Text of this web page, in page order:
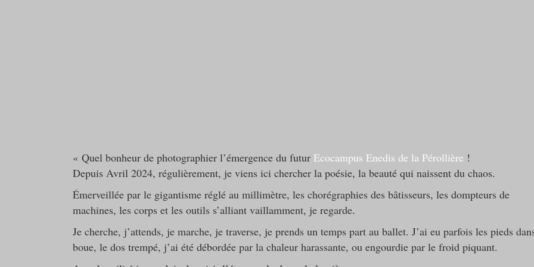
« Quel bonheur de photographier l’émergence du futur Ecocampus Enedis de la Pérollière !
Depuis Avril 2024, régulièrement, je viens ici chercher la poésie, la beauté qui naissent du chaos.
Émerveillée par le gigantisme réglé au millimètre, les chorégraphies des bâtisseurs, les dompteurs de
machines, les corps et les outils s’alliant vaillamment, je regarde.
Je cherche, j’attends, je marche, je traverse, je prends un temps part au ballet. J’ai eu parfois les pieds
boue, le dos trempé, j’ai été débordée par la chaleur harassante, ou engourdie par le froid piquant.